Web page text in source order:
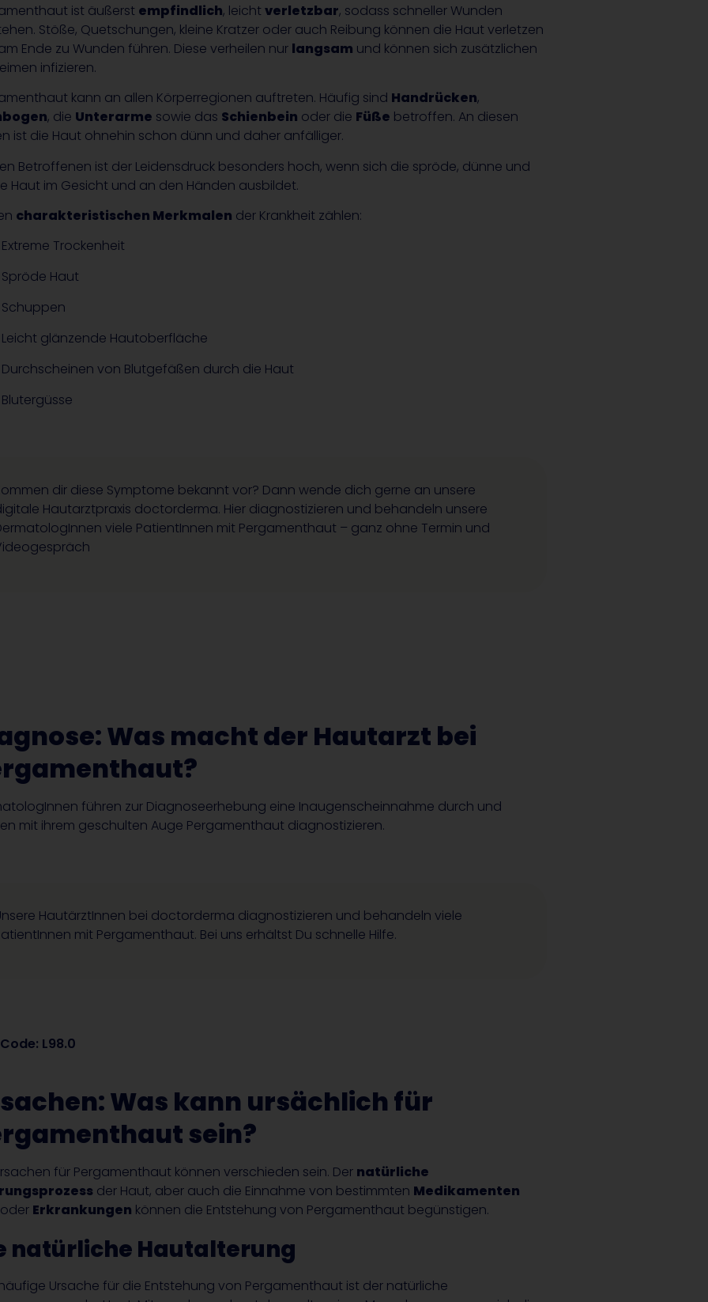
ist äußerst empfindlich, leicht verletzbar, sodass schneller Wunden
Stöße, Quetschungen, kleine Kratzer oder auch Reibung können die Haut verletzen
Ende zu Wunden führen. Diese verheilen nur langsam und können sich zusätzlichen
infizieren.
kann an allen Körperregionen auftreten. Häufig sind Handrücken,
, die Unterarme sowie das Schienbein oder die Füße betroffen. An diesen
ist die Haut ohnehin schon dünn und daher anfälliger.
Betroffenen ist der Leidensdruck besonders hoch, wenn sich die spröde, dünne und
Haut im Gesicht und an den Händen ausbildet.
charakteristischen Merkmalen der Krankheit zählen:
Extreme Trockenheit
Spröde Haut
Schuppen
Leicht glänzende Hautoberfläche
Durchscheinen von Blutgefäßen durch die Haut
Blutergüsse
dir diese Symptome bekannt vor? Dann wende dich gerne an unsere
Hautarztpraxis doctorderma. Hier diagnostizieren und behandeln unsere
viele PatientInnen mit Pergamenthaut – ganz ohne Termin und
Was macht der Hautarzt bei
führen zur Diagnoseerhebung eine Inaugenscheinnahme durch und
mit ihrem geschulten Auge Pergamenthaut diagnostizieren.
HautärztInnen bei doctorderma diagnostizieren und behandeln viele
mit Pergamenthaut. Bei uns erhältst Du schnelle Hilfe.
L98.0
Was kann ursächlich für
sein?
für Pergamenthaut können verschieden sein. Der natürliche
der Haut, aber auch die Einnahme von bestimmten Medikamenten
Erkrankungen können die Entstehung von Pergamenthaut begünstigen.
natürliche Hautalterung
Ursache für die Entstehung von Pergamenthaut ist der natürliche